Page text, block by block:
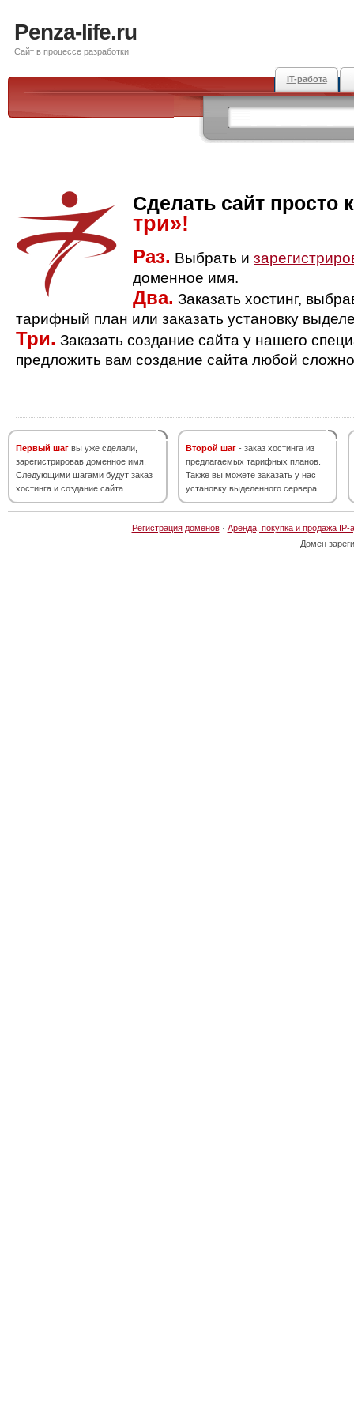
Penza-life.ru
Сайт в процессе разработки
IT-работа
Сделать сайт просто
три»!
Раз. Выбрать и
доменное имя.
Два. Заказать хостинг,
тарифный план или заказать установку
Три. Заказать создание сайта у нашего
предложить вам создание сайта любой
Первый шаг вы уже сделали,
зарегистрировав доменное имя.
Следующими шагами будут заказ
хостинга и создание сайта.
Второй шаг - заказ хостинга из
предлагаемых тарифных планов.
Также вы можете заказать у нас
установку выделенного сервера.
Регистрация доменов· Аренда, покупка и продажа IP-
Домен